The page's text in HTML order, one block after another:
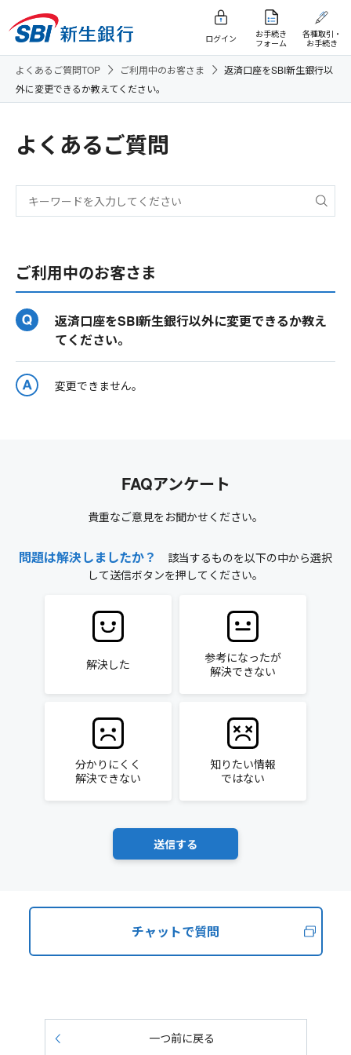
ログイン
お手続き
フォーム
各種取引・
お手続き
よくあるご質問TOP ご利用中のお客さま
返済口座をSBI新生銀行以
外に変更できるか教えてください。
よくあるご質問
ご利用中のお客さま
返済口座をSBI新生銀行以外に変更できるか教え
てください。
変更できません。
FAQアンケート
貴重なご意見をお聞かせください。
問題は解決しましたか？
該当するものを以下の中から選択
して送信ボタンを押してください。
解決した
参考になったが
解決できない
分かりにくく
解決できない
知りたい情報
ではない
チャットで質問
一つ前に戻る